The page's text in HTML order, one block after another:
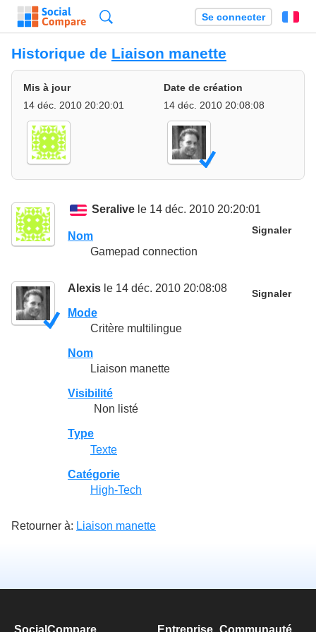
Se connecter
Historique de Liaison manette
Mis à jour
14 déc. 2010 20:20:01
Date de création
14 déc. 2010 20:08:08
Seralive le 14 déc. 2010 20:20:01
Signaler
Nom
Gamepad connection
Alexis le 14 déc. 2010 20:08:08 Signaler
Mode
Critère multilingue
Nom
Liaison manette
Visibilité
Non listé
Type
Texte
Catégorie
High-Tech
Retourner à: Liaison manette
SocialCompare Entreprise Communauté